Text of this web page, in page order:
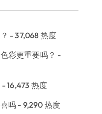
- 37,068 热度
彩更重要吗？ -
- 16,473 热度
吗- 9,290 热度